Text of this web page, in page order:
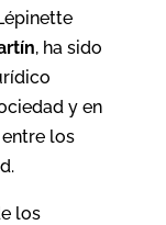
, ha sido
y en
los
los